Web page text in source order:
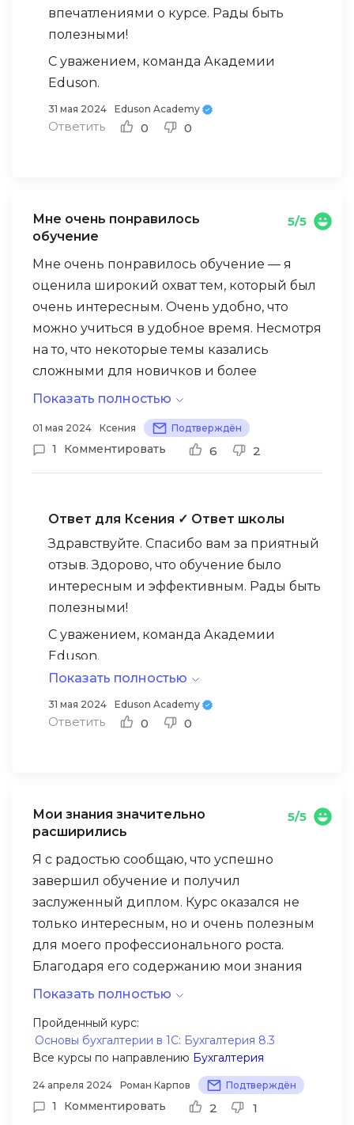
прохождении курса готова применить
полученные знания в работе менеджера
маркетплейса, помогая поставщикам
управлять своими личными аккаунтами.
впечатлениями о курсе. Рады быть
полезными!
С уважением, команда Академии
Eduson.
31 мая 2024 Eduson Academy
Ответить 0 0
Мне очень понравилось
обучение
5/5
Мне очень понравилось обучение — я
оценила широкий охват тем, который был
очень интересным. Очень удобно, что
можно учиться в удобное время. Несмотря
на то, что некоторые темы казались
сложными для новичков и более
ориентированы на специалистов
это заставило стремиться улучшать свои
знания. На данный момент я работаю
аналитиком и могу подтвердить, что
практике.
Показать полностью
01 мая 2024 Ксения Подтверждён
1 Комментировать 6 2
Ответ для Ксения ✓ Ответ школы
Здравствуйте. Спасибо вам за приятный
отзыв. Здорово, что обучение было
интересным и эффективным. Рады быть
полезными!
С уважением, команда Академии
Eduson.
Показать полностью
31 мая 2024 Eduson Academy
Ответить 0 0
Мои знания значительно
расширились
5/5
Я с радостью сообщаю, что успешно
завершил обучение и получил
заслуженный диплом. Курс оказался не
только интересным, но и очень полезным
для моего профессионального роста.
Благодаря его содержанию мои знания
значительно расширились, и я уверен, что
будущей работе. Я обязательно
порекомендую этот курс своим знакомым
и планирую продолжить сотрудничество
с вашим учебным заведением в
дальнейшем. Из недостатков, могу
Показать полностью
Пройденный курс:
Основы бухгалтерии в 1С: Бухгалтерия 8.3
Все курсы по направлению Бухгалтерия
24 апреля 2024 Роман Карпов Подтверждён
1 Комментировать 2 1